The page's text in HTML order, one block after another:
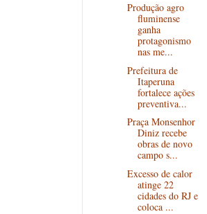
Produção agro
fluminense
ganha
protagonismo
nas me...
Prefeitura de
Itaperuna
fortalece ações
preventiva...
Praça Monsenhor
Diniz recebe
obras de novo
campo s...
Excesso de calor
atinge 22
cidades do RJ e
coloca ...